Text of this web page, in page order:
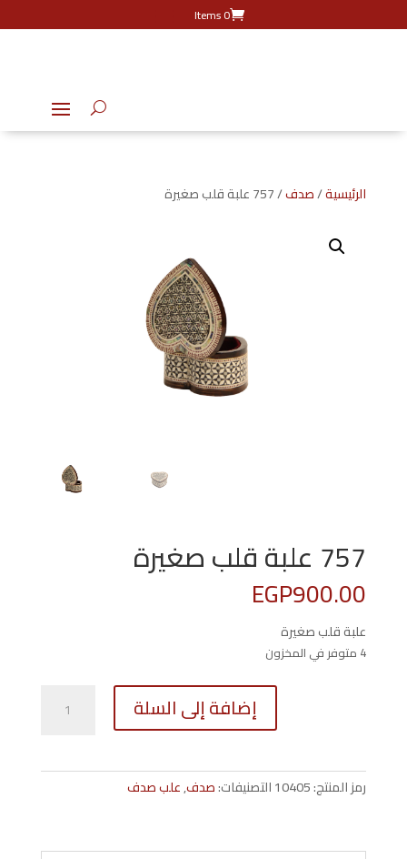
0 Items
الرئيسية/صدف/ 757 علبة قلب صغيرة
757 علبة قلب صغيرة
EGP900.00
علبة قلب صغيرة
4 متوفر في المخزون
صغيرة
إضافة إلى السلة
رمز المنتج:10405التصنيفات:صدف,علب صدف